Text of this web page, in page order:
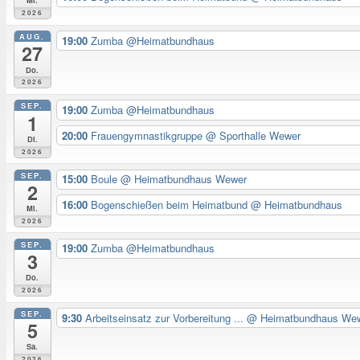
2026
AUG.
27
Do.
2026
19:00 Zumba @Heimatbundhaus
SEP.
1
Di.
2026
19:00 Zumba @Heimatbundhaus
20:00 Frauengymnastikgruppe @ Sporthalle Wewer
SEP.
2
Mi.
2026
15:00 Boule @ Heimatbundhaus Wewer
16:00 Bogenschießen beim Heimatbund @ Heimatbundhaus
SEP.
3
Do.
2026
19:00 Zumba @Heimatbundhaus
SEP.
5
Sa.
9:30 Arbeitseinsatz zur Vorbereitung ... @ Heimatbundhaus